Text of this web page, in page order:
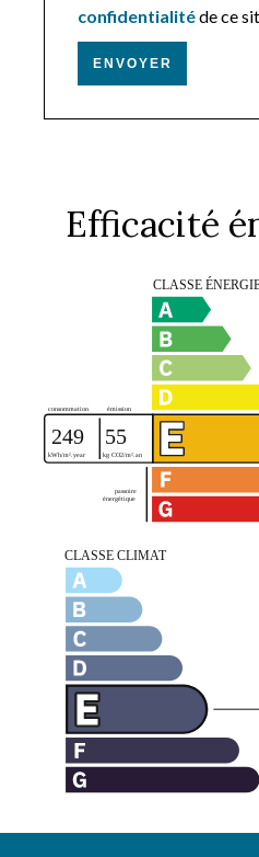
confidentialitéde ce
ENVOYER
Efficacité